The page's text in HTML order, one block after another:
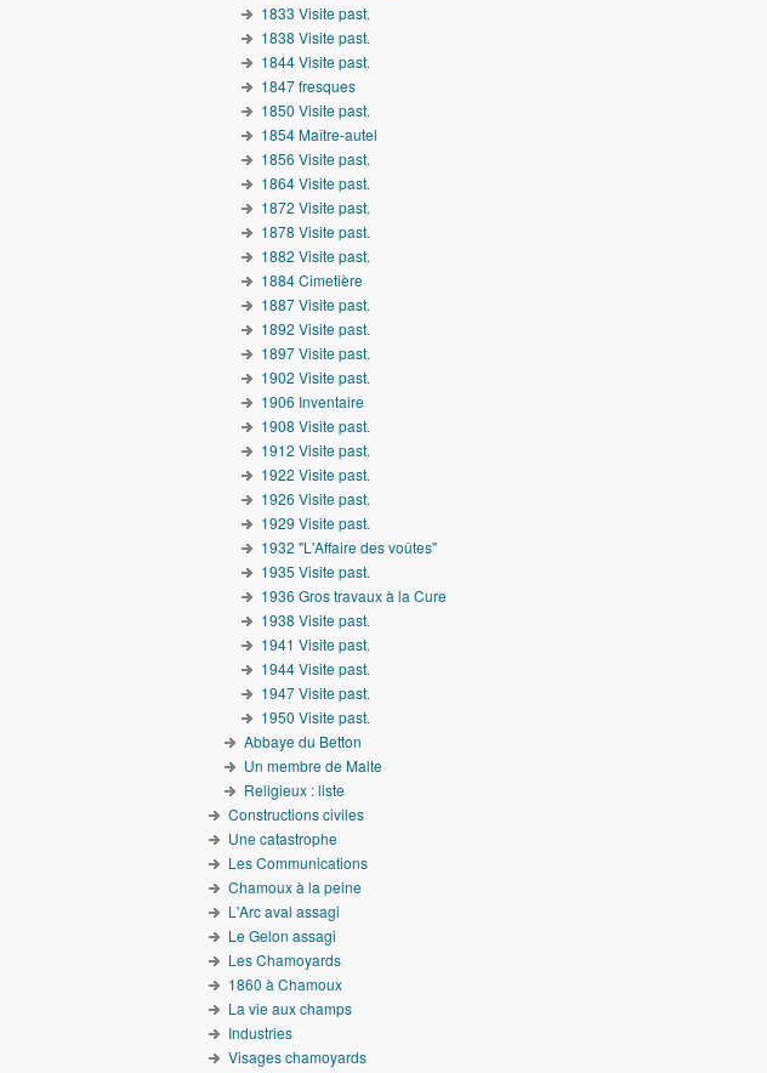
1833 Visite past.
1838 Visite past.
1844 Visite past.
1847 fresques
1850 Visite past.
1854 Maître-autel
1856 Visite past.
1864 Visite past.
1872 Visite past.
1878 Visite past.
1882 Visite past.
1884 Cimetière
1887 Visite past.
1892 Visite past.
1897 Visite past.
1902 Visite past.
1906 Inventaire
1908 Visite past.
1912 Visite past.
1922 Visite past.
1926 Visite past.
1929 Visite past.
1932 "L'Affaire des voûtes"
1935 Visite past.
1936 Gros travaux à la Cure
1938 Visite past.
1941 Visite past.
1944 Visite past.
1947 Visite past.
1950 Visite past.
Abbaye du Betton
Un membre de Malte
Religieux : liste
Constructions civiles
Une catastrophe
Les Communications
Chamoux à la peine
L'Arc aval assagi
Le Gelon assagi
Les Chamoyards
1860 à Chamoux
La vie aux champs
Industries
Visages chamoyards